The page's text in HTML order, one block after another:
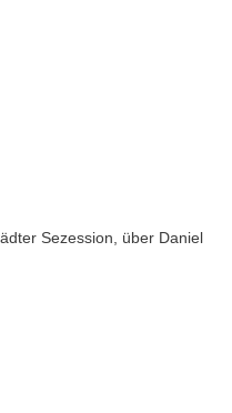
Sezession, über Daniel